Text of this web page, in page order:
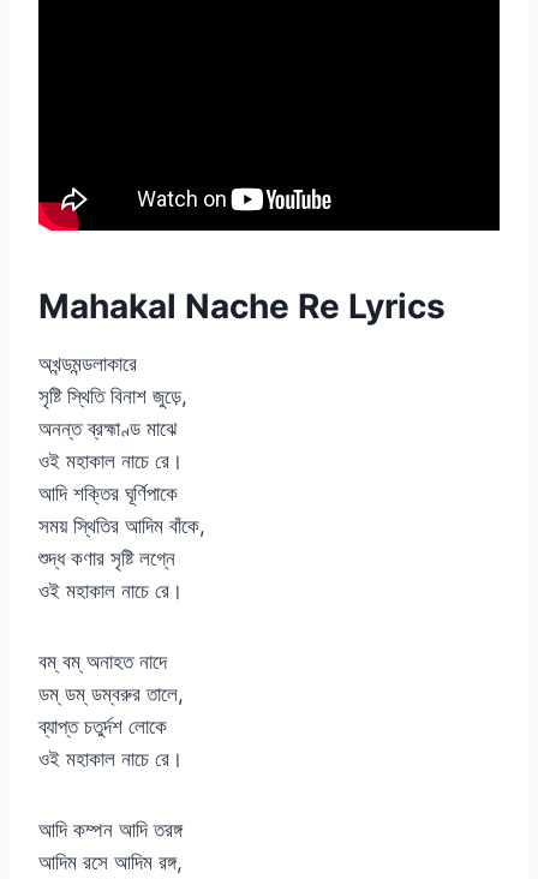
Mahakal Nache Re Lyrics
অখন্ডমন্ডলাকারে
সৃষ্টি স্থিতি বিনাশ জুড়ে,
অনন্ত ব্রহ্মাণ্ড মাঝে
ওই মহাকাল নাচে রে।
আদি শক্তির ঘূর্ণিপাকে
সময় স্থিতির আদিম বাঁকে,
শুদ্ধ কণার সৃষ্টি লগ্নে
ওই মহাকাল নাচে রে।
বম্ বম্ অনাহত নাদে
ডম্ ডম্ ডম্বরুর তালে,
ব্যাপ্ত চতুর্দশ লোকে
ওই মহাকাল নাচে রে।
আদি কম্পন আদি তরঙ্গ
আদিম রসে আদিম রঙ্গ,